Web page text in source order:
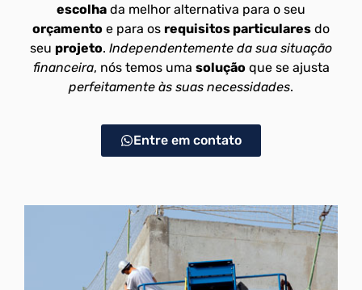
escolha da melhor alternativa para o seu
orçamento e para os requisitos particulares do
seu projeto. Independentemente da sua situação
financeira, nós temos uma soluçãoque se ajusta
perfeitamente às suas necessidades.
Entre em contato